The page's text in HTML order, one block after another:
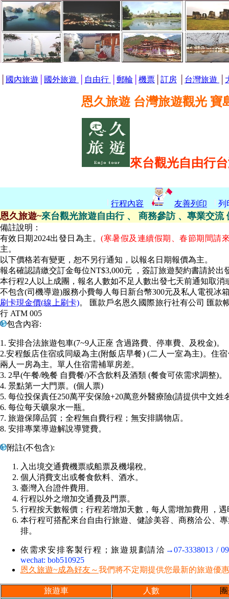
國內旅遊 國外旅遊 自由行 郵輪 機票 訂房 台灣旅遊
恩久旅遊 台灣旅遊觀光 寶
來台觀光自由行
行程內容 友善列印 列
恩久旅遊~來台觀光旅遊自由行 、 商務參訪 、專業交流
備註說明：
有效日期 2024出發日為主。(寒暑假及連續假期、春節期間請
主。
以下價格若有變更，恕不另行通知，以報名日期報價為主。
報名確認請繳交訂金每位NT$3,000元 ，簽訂旅遊契約書請於出
本行程2人以上成團，報名人數如不足人數出發七天前通知取消
不包含(司機導遊)服務小費每人每日新台幣300元及私人電視冰
刷卡現金價(線上刷卡)。 匯款戶名恩久國際旅行社有公司 匯款
行 ATM 005
包含內容:
1. 安排合法旅遊包車(7~9人正座 含過路費、停車費、及稅金)。
2.安程飯店住宿或同級為主(附飯店早餐) (二人一室為主)。住
兩人一房為主。單人住宿需補單房差。
3. 2早(午餐/晚餐 自費餐/)不含飲料及酒類 (餐食可依需求調整)。
4. 景點第一大門票。(個人票)
5. 每位投保責任250萬平安保險+20萬意外醫療險(請提供中文姓
6. 每位每天礦泉水一瓶。
7. 旅遊保障品質；全程無自費行程；無安排購物店。
8. 安排專業導遊解說導覽費。
附註(不包含):
入出境交通費機票或船票及機場稅。
個人消費支出或餐食飲料、酒水。
臺灣入台證件費用。
行程以外之增加交通費及門票。
行程按天數報價；行程若增加天數，每人需增加費用 ，
本行程可搭配來台自由行旅遊、健診美容、商務洽公、
排。
依需求安排客製行程；旅遊規劃請洽 →07-3338013 /
wechat: bob510925
恩久旅遊~成為好友～我們將不定期提供您最新的旅遊優
旅遊車 人數